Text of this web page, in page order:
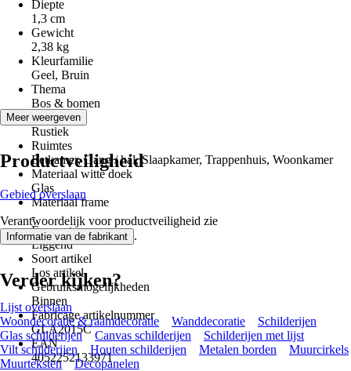
Diepte
1,3 cm
Gewicht
2,38 kg
Kleurfamilie
Geel, Bruin
Thema
Bos & bomen
Stijl
Rustiek
Ruimtes
Eetkamer, Gang / hal, Slaapkamer, Trappenhuis, Woonkamer
Materiaal witte doek
Glas
Materiaal frame
-
Formaat
Liggend
Soort artikel
Los artikel
Gebruiksmogelijkheden
Binnen
Fabricage artikelnummer
GLA2015C
EAN
4052252133971
Meer weergeven
Productveiligheid
Gebied overslaan
Verantwoordelijk voor productveiligheid zie
Informatie van de fabrikant .
Verder kijken?
Lijst overslaan
Woondecoratie & raamdecoratie
Wanddecoratie
Schilderijen
Glas schilderijen
Canvas schilderijen
Schilderijen met lijst
Vilt schilderijen
Houten schilderijen Metalen borden
Muurcirkels
Muurteksten
Decopanelen